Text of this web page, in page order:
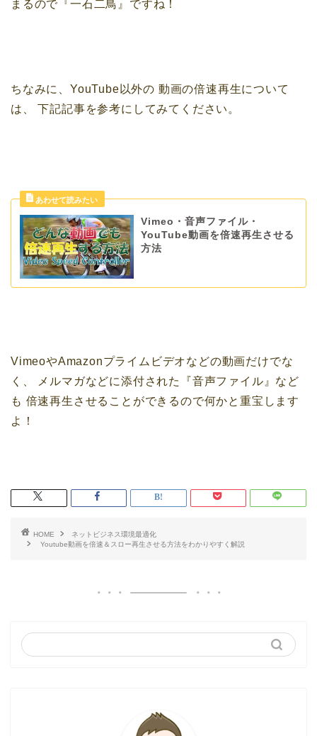
まるので『一石二鳥』ですね！
ちなみに、YouTube以外の 動画の倍速再生について
は、
下記記事を参考にしてみてください。
Vimeo・音声ファイル・
YouTube動画を倍速再生させる
方法
VimeoやAmazonプライムビデオなどの動画だけでな
く、
メルマガなどに添付された『音声ファイル』など
も 倍速再生させることができるので何かと重宝します
よ！
HOME
ネットビジネス環境最適化
Youtube動画を倍速＆スロー再生させる方法をわかりやすく解説